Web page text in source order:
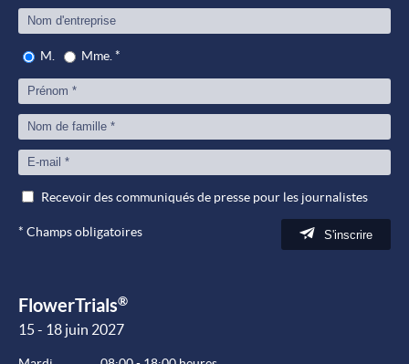
M. Mme. *
Recevoir des communiqués de presse pour les journalistes
* Champs obligatoires S'inscrire
FlowerTrials®
15 - 18 juin 2027